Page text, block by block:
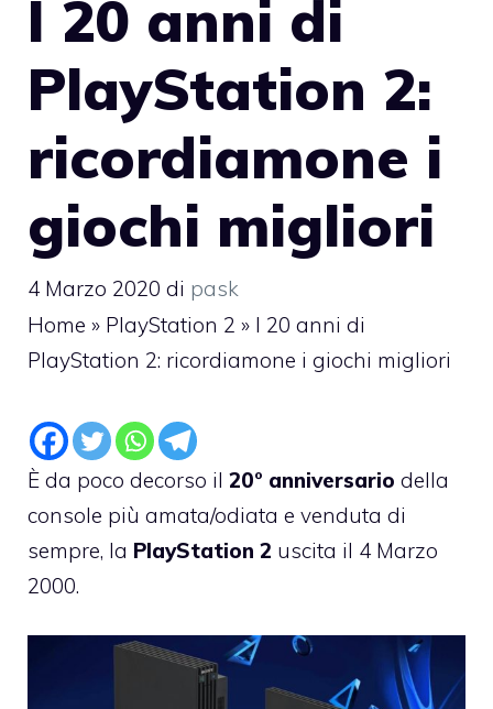
I 20 anni di
PlayStation 2:
ricordiamone i
giochi migliori
4 Marzo 2020 di pask
Home » PlayStation 2 » I 20 anni di
PlayStation 2: ricordiamone i giochi migliori
È da poco decorso il 20° anniversario della
console più amata/odiata e venduta di
sempre, la PlayStation 2 uscita il 4 Marzo
2000.